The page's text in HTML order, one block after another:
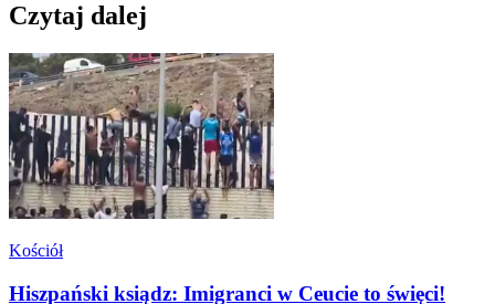
Czytaj dalej
Kościół
Hiszpański ksiądz: Imigranci w Ceucie to święci!